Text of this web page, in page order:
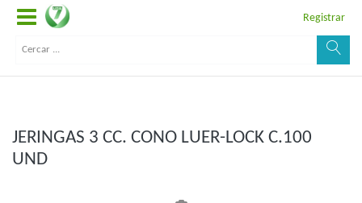
Registrar
JERINGAS 3 CC. CONO LUER-LOCK C.100
UND